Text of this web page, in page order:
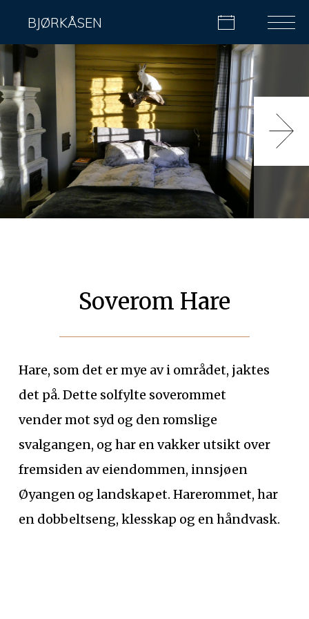
BJØRKÅSEN
Soverom Hare
Hare, som det er mye av i området, jaktes
det på. Dette solfylte soverommet
vender mot syd og den romslige
svalgangen, og har en vakker utsikt over
fremsiden av eiendommen, innsjøen
Øyangen og landskapet. Harerommet, har
en dobbeltseng, klesskap og en håndvask.